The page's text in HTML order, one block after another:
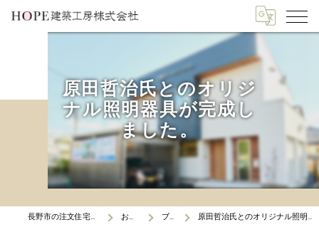
原田哲治氏とのオリジ
ナル照明器具が完成し
ました。
長野市の注文住宅はHOPE建築工房 お知らせ ブログ 原田哲治氏とのオリジナル照明器具が完成しました。